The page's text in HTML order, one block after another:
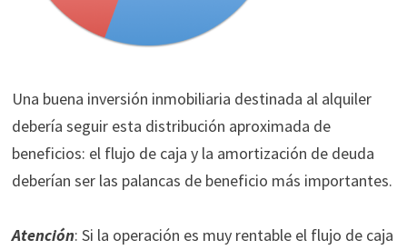
Una buena inversión inmobiliaria destinada al alquiler
debería seguir esta distribución aproximada de
beneficios: el flujo de caja y la amortización de deuda
deberían ser las palancas de beneficio más importantes.
Atención: Si la operación es muy rentable el flujo de caja